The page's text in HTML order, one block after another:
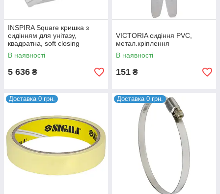
INSPIRA Square кришка з
сидінням для унітазу,
квадратна, soft closing
В наявності
5 636 ₴
VICTORIA сидіння PVC,
метал.кріплення
В наявності
151 ₴
Доставка 0 грн. Доставка 0 грн.